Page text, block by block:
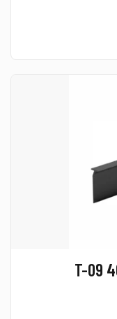
T-09